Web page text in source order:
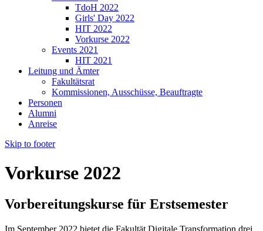
TdoH 2022
Girls' Day 2022
HIT 2022
Vorkurse 2022
Events 2021
HIT 2021
Leitung und Ämter
Fakultätsrat
Kommissionen, Ausschüsse, Beauftragte
Personen
Alumni
Anreise
Skip to footer
Vorkurse 2022
Vorbereitungskurse für Erstsemester
Im September 2022 bietet die Fakultät Digitale Transformation drei